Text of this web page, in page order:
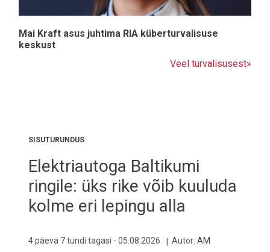
Mai Kraft asus juhtima RIA küberturvalisuse
keskust
Veel turvalisusest»
SISUTURUNDUS
Elektriautoga Baltikumi
ringile: üks rike võib kuuluda
kolme eri lepingu alla
4 päeva 7 tundi tagasi - 05.08.2026 Autor: AM